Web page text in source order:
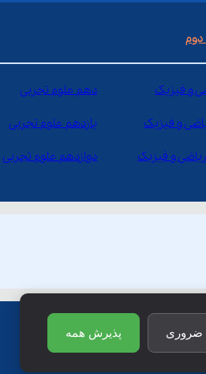
و فیزیک دهم علوم تجربی
و فیزیک یازدهم علوم تجربی
و فیزیک دوازدهم علوم تجربی
محفوظ است.
ضروری پذیرش همه